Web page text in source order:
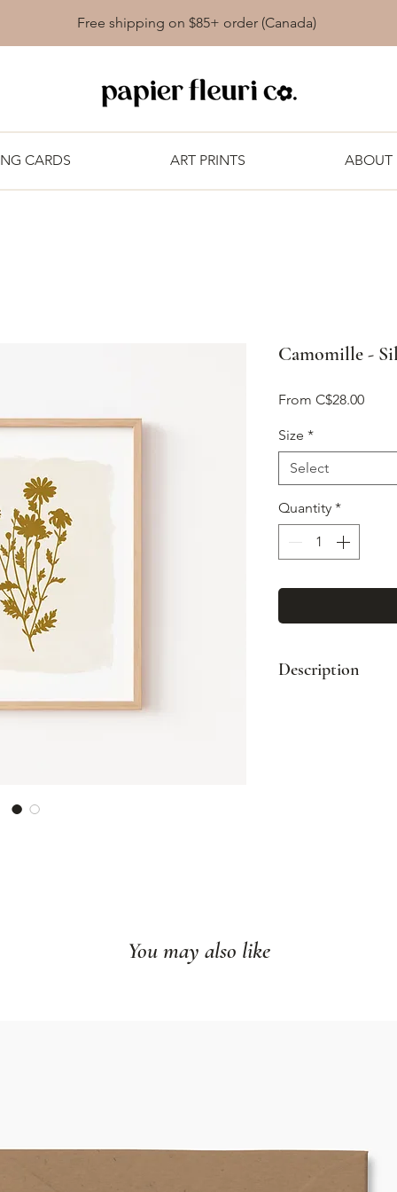
Free shipping on $85+ order (Canada)
CARDS ART PRINTS ABOUT
Camomille -
From C$28.00Sale
Size *
Select
Quantity *
Description
You may also like